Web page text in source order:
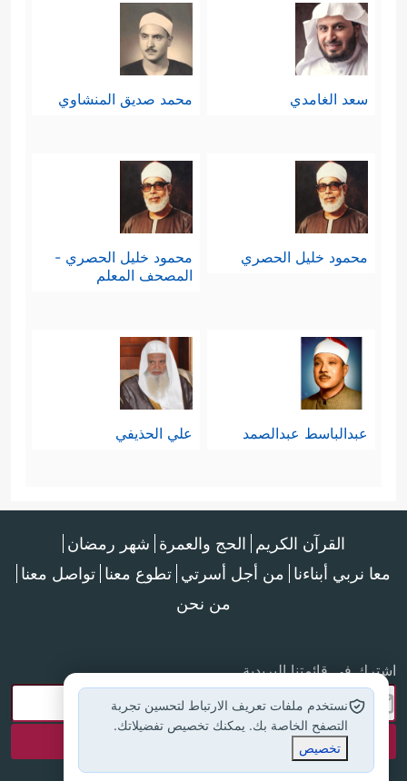
سعد الغامدي محمد صديق المنشاوي
محمود خليل الحصري
محمود خليل الحصري -
المصحف المعلم
عبدالباسط عبدالصمد علي الحذيفي
القرآن الكريم الحج والعمرة شهر رمضان
معا نربي أبناءنا من أجل أسرتي تطوع معنا تواصل معنا
من نحن
اشترك في قائمتنا البريدية
نستخدم ملفات تعريف الارتباط لتحسين تجربة
التصفح الخاصة بك. يمكنك تخصيص تفضيلاتك.
تخصيص